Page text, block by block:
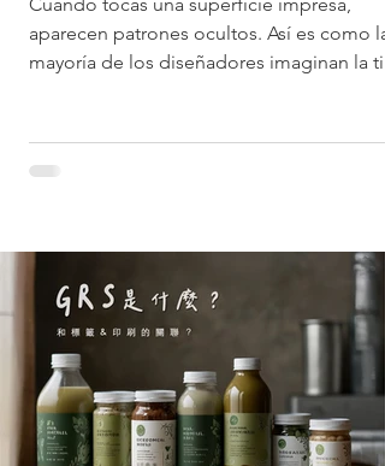
aparecen patrones ocultos. Así es como la
mayoría de los diseñadores imaginan la